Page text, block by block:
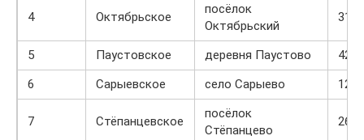
4 Октябрьское
посёлок
Октябрьский
31
5 Паустовское деревня Паустово
42
6
Сарыевское село Сарыево 12
7 Стёпанцевское
посёлок
Стёпанцево
26